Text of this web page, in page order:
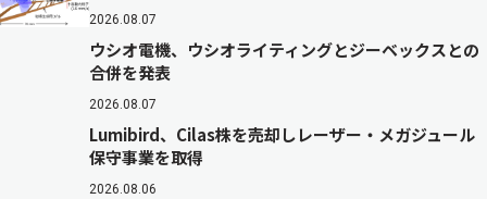
2026.08.07
ウシオ電機、ウシオライティングとジーベックスとの
合併を発表
2026.08.07
Lumibird、Cilas株を売却しレーザー・メガジュール
保守事業を取得
2026.08.06